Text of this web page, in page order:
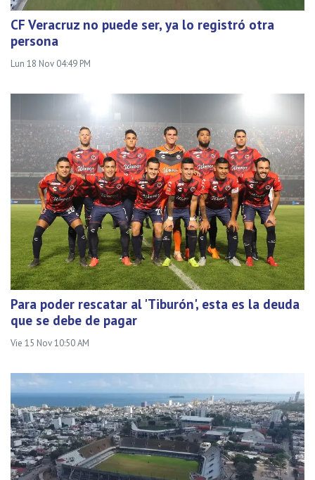
CF Veracruz no puede ser, ya lo registró otra
persona
Lun 18 Nov 04:49 PM
Para poder rescatar al 'Tiburón', esta es la deuda
que se debe de pagar
Vie 15 Nov 10:50 AM